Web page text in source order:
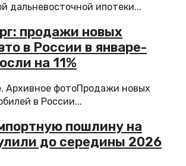
дальневосточной ипотеки...
продажи новых
в России в январе-
на 11%
Архивное фотоПродажи новых
в России...
пошлину на
до середины 2026